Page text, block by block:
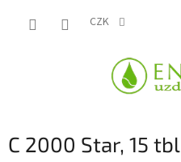
CZK
C 2000 Star, 15 tbl